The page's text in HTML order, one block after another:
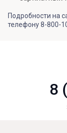
Подробности на
телефону 8-800-
8